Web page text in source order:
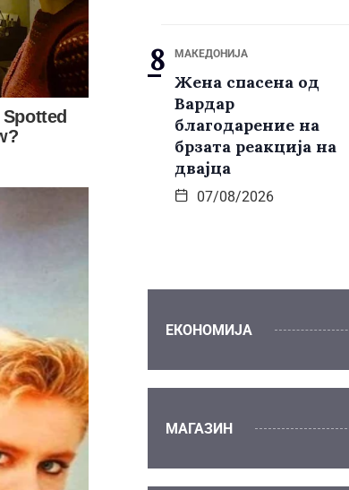
МАКЕДОНИЈА
Жена спасена од
Вардар
благодарение на
брзата реакција на
двајца
07/08/2026
ЕКОНОМИЈА
МАГАЗИН